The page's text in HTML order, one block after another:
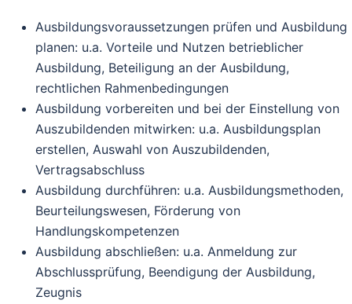
Ausbildungsvoraussetzungen prüfen und Ausbildung
planen: u.a. Vorteile und Nutzen betrieblicher
Ausbildung, Beteiligung an der Ausbildung,
rechtlichen Rahmenbedingungen
Ausbildung vorbereiten und bei der Einstellung von
Auszubildenden mitwirken: u.a. Ausbildungsplan
erstellen, Auswahl von Auszubildenden,
Vertragsabschluss
Ausbildung durchführen: u.a. Ausbildungsmethoden,
Beurteilungswesen, Förderung von
Handlungskompetenzen
Ausbildung abschließen: u.a. Anmeldung zur
Abschlussprüfung, Beendigung der Ausbildung,
Zeugnis